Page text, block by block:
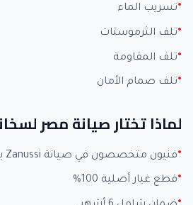
تسريب الماء
تلف الثرموستات
تلف المقاومة
تلف صمام الأمان
لماذا تختار صيانة مصر
فنيون متخصصون في صيانة Zanussi بخبرة +15 عاماً
قطع غيار أصلية 100%